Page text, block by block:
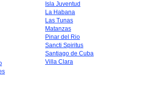
Isla Juventud
La Habana
Las Tunas
Matanzas
Pinar del Rio
Sancti Spiritus
Santiago de Cuba
Villa Clara